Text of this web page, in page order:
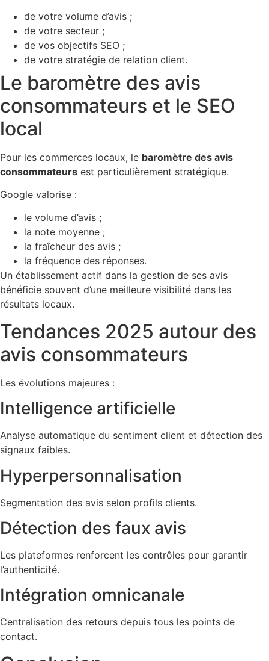
de votre volume d’avis ;
de votre secteur ;
de vos objectifs SEO ;
de votre stratégie de relation client.
Le baromètre des avis
consommateurs et le SEO
local
Pour les commerces locaux, le baromètre des avis
consommateurs est particulièrement stratégique.
Google valorise :
le volume d’avis ;
la note moyenne ;
la fraîcheur des avis ;
la fréquence des réponses.
Un établissement actif dans la gestion de ses avis
bénéficie souvent d’une meilleure visibilité dans les
résultats locaux.
Tendances 2025 autour des
avis consommateurs
Les évolutions majeures :
Intelligence artificielle
Analyse automatique du sentiment client et détection des
signaux faibles.
Hyperpersonnalisation
Segmentation des avis selon profils clients.
Détection des faux avis
Les plateformes renforcent les contrôles pour garantir
l’authenticité.
Intégration omnicanale
Centralisation des retours depuis tous les points de
contact.